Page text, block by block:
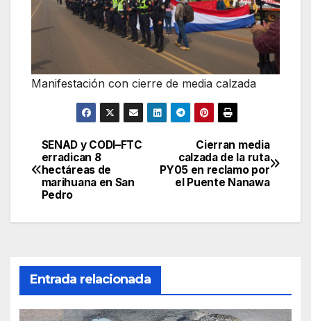
Manifestación con cierre de media calzada
Navegación
de
Cierran media
calzada de la ruta
PY05 en reclamo por
el Puente Nanawa
SENAD y CODI–FTC
erradican 8
hectáreas de
marihuana en San
Pedro
Entrada relacionada